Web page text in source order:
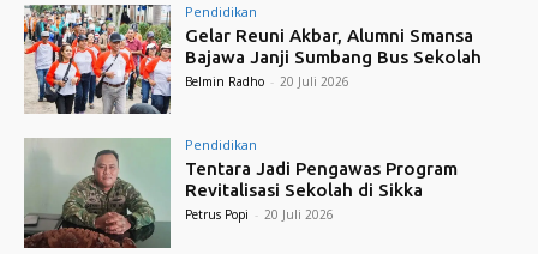
Pendidikan
Gelar Reuni Akbar, Alumni Smansa
Bajawa Janji Sumbang Bus Sekolah
Belmin Radho - 20 Juli 2026
Pendidikan
Tentara Jadi Pengawas Program
Revitalisasi Sekolah di Sikka
Petrus Popi - 20 Juli 2026